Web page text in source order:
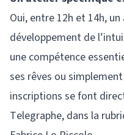
Oui, entre 12h et 14h,
développement de
une compétence
ses rêves ou
inscriptions se font
Telegraphe, dans la